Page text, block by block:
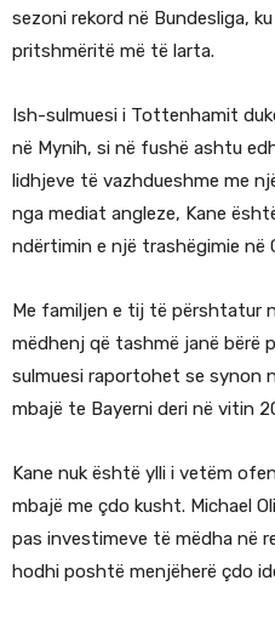
sezoni rekord në Bundesliga,
pritshmëritë më të larta.
Ish-sulmuesi i Tottenhamit
në Mynih, si në fushë ashtu
lidhjeve të vazhdueshme me
nga mediat angleze, Kane
ndërtimin e një trashëgimie në
Me familjen e tij të përshtatur
mëdhenj që tashmë janë bërë
sulmuesi raportohet se synon
mbajë te Bayerni deri në vitin
Kane nuk është ylli i vetëm
mbajë me çdo kusht. Michael
pas investimeve të mëdha në
hodhi poshtë menjëherë çdo